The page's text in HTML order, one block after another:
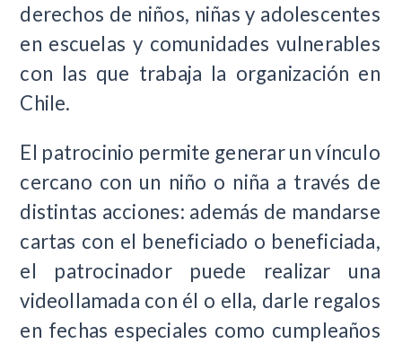
derechos de niños, niñas y adolescentes
en escuelas y comunidades vulnerables
con las que trabaja la organización en
Chile.
El patrocinio permite generar un vínculo
cercano con un niño o niña a través de
distintas acciones: además de mandarse
cartas con el beneficiado o beneficiada,
el patrocinador puede realizar una
videollamada con él o ella, darle regalos
en fechas especiales como cumpleaños